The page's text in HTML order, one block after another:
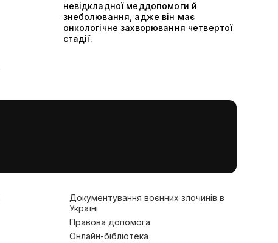
невідкладної меддопомоги й
знеболювання, адже він має
онкологічне захворювання четвертої
стадії.
Документування воєнних злочинів в
Україні
Правова допомога
Онлайн-бібліотека